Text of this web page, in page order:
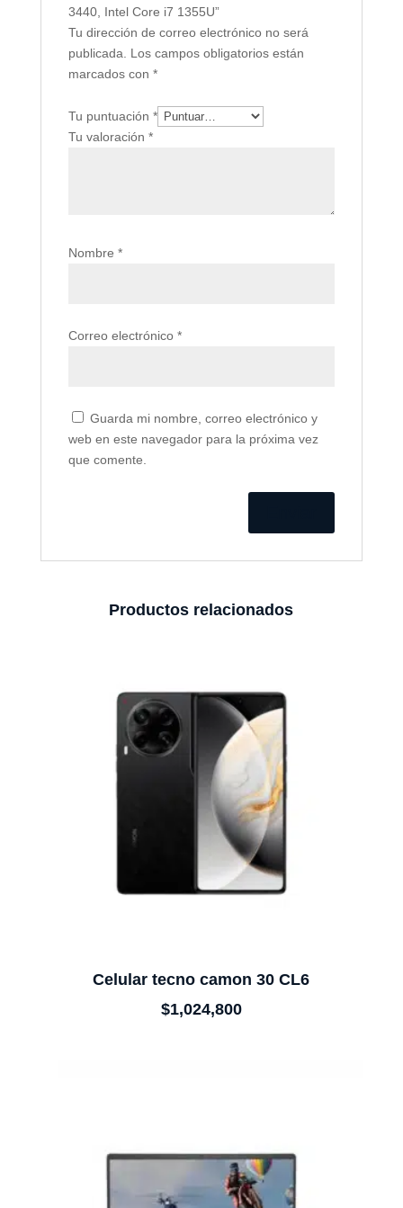
3440, Intel Core i7 1355U”
Tu dirección de correo electrónico no será
publicada. Los campos obligatorios están
marcados con *
Tu puntuación *
Tu valoración *
Nombre *
Correo electrónico *
Guarda mi nombre, correo electrónico y
web en este navegador para la próxima vez
que comente.
Productos relacionados
Celular tecno camon 30 CL6
$1,024,800